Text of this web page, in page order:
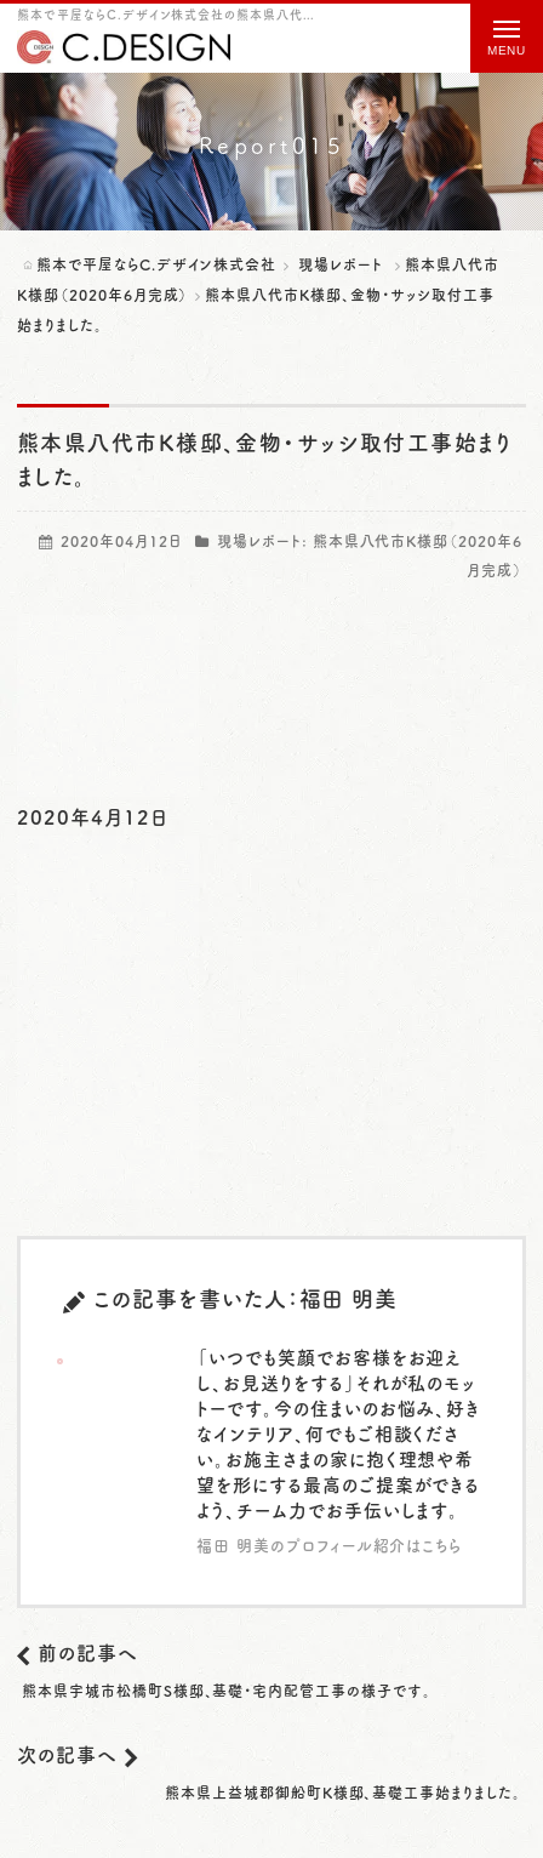
熊本で平屋ならC.デザイン株式会社の熊本県八代市K様邸、金物・サッシ取付工事始まりました。をご紹介
Report015
熊本で平屋ならC.デザイン株式会社 現場レポート
熊本県八代市
K様邸（2020年6月完成）
熊本県八代市K様邸、金物・サッシ取付工事
始まりました。
熊本県八代市K様邸、金物・サッシ取付工事始まり
ました。
2020年04月12日 現場レポート: 熊本県八代市K様邸（2020年6
月完成）
2020年4月12日
この記事を書いた人：福田 明美
「いつでも笑顔でお客様をお迎え
し、お見送りをする」それが私のモッ
トーです。今の住まいのお悩み、好き
なインテリア、何でもご相談くださ
い。お施主さまの家に抱く理想や希
望を形にする最高のご提案ができる
よう、チーム力でお手伝いします。
福田 明美のプロフィール紹介はこちら
前の記事へ
熊本県宇城市松橋町S様邸、基礎・宅内配管工事の様子です。
次の記事へ
熊本県上益城郡御船町K様邸、基礎工事始まりました。
t
o
g
g
l
e
g
a
o